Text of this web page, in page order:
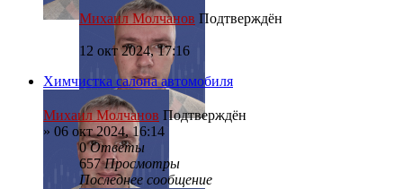
Михаил Молчанов Подтверждён
12 окт 2024, 17:16
Химчистка салона автомобиля
Михаил Молчанов Подтверждён
» 06 окт 2024, 16:14
0Ответы
657Просмотры
Последнее сообщение